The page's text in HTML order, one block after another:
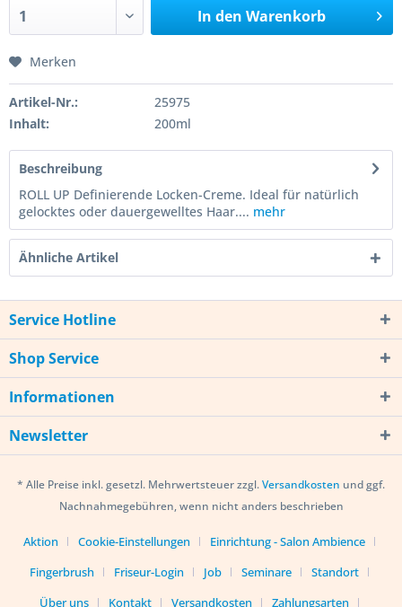
In den Warenkorb
Merken
Artikel-Nr.:
25975
Inhalt:
200ml
Beschreibung
ROLL UP Definierende Locken-Creme. Ideal für natürlich
gelocktes oder dauergewelltes Haar.... mehr
Ähnliche Artikel
Service Hotline
Shop Service
Informationen
Newsletter
* Alle Preise inkl. gesetzl. Mehrwertsteuer zzgl.Versandkosten und ggf.
Nachnahmegebühren, wenn nicht anders beschrieben
Aktion Cookie-Einstellungen
Einrichtung - Salon Ambience
Fingerbrush
Friseur-Login Job Seminare
Standort
Über uns
Kontakt Versandkosten Zahlungsarten